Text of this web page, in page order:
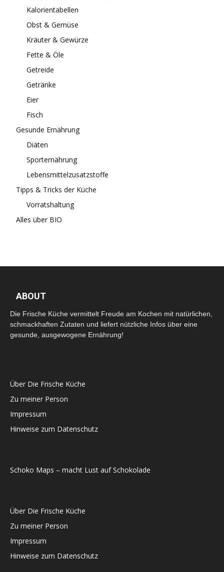
Kalorientabellen
Obst & Gemüse
Kräuter & Gewürze
Fette & Öle
Getreide
Getränke
Eier
Fisch
Gesunde Ernährung
Diäten
Sporternährung
Lebensmittelzusatzstoffe
Tipps & Tricks der Küche
Vorratshaltung
Alles über BIO
ABOUT
Die Frische Küche vermittelt Freude am Kochen mit natürlichen,
schmackhaften Zutaten und liefert nützliche Infos über eine
gesunde, ausgewogene Ernährung!
Über Die Frische Küche
Zu meiner Person
Impressum
Hinweise zum Datenschutz
Schoko Maps – macht Lust auf Schokolade
Über Die Frische Küche
Zu meiner Person
Impressum
Hinweise zum Datenschutz